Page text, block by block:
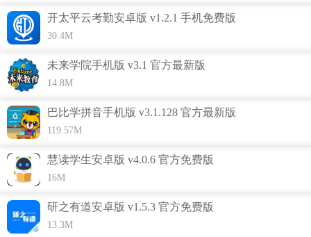
然后在购买需求功能版块；
5.跨平台操作,不受时间和空间限制，快速报告问题，分派任
务，记录结果，监控状态等。
6.在线上平台进行生产排班，有利于合理管理工厂作业员，轻
7.通过配置班末总结版块功能，随时反馈每天的工作情况，便
8.跨平台操作更方便，完全不受时间和空间的影响，轻松分派
办公任务，能够灵活办公；
开太平云考勤安卓版 v1.2.1 手机免费版
30.4M
未来学院手机版 v3.1 官方最新版
14.8M
巴比学拼音手机版 v3.1.128 官方最新版
119.57M
慧读学生安卓版 v4.0.6 官方免费版
16M
研之有道安卓版 v1.5.3 官方免费版
13.3M